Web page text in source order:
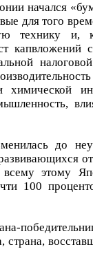
начался
для того
технику и,
капвложений
химической
до
всему этому
100